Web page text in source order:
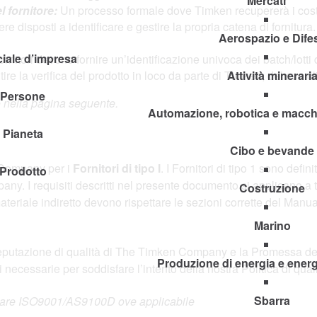
d’impresa
Pianeta
Aerospazio e
Attività mineraria
Automazione, robotica e
Cibo e bevande
Costruzione
Marino
Produzione di energia e
Sbarra
fornitore: Un processo formale dove Timken recupererà i
disposti a identificare e gestire la propria catena di
devono fornire un’identificazione univoca dei batch/
la verifica del prodotto in loco da parte di Timken, del suo
pagina seguente.
per i Fornitori di tipo I. I Fornitori di tipo 1 sono
I requisiti descritti nel presente documento si applicano
indiretto devono rispettare le sezioni corrette del
di qualità di The Timken Company e la Promessa
per soddisfare l’intento della nostra Politica di
ISO9001/AS9100D ove applicabile